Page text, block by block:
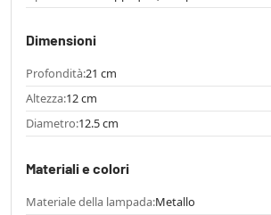
Dimensioni
Profondità:21 cm
Altezza:12 cm
Diametro:12.5 cm
Materiali e colori
Materiale della lampada:Metallo